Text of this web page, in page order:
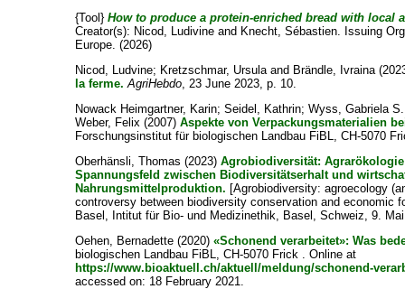
{Tool}How to produce a protein-enriched bread with local
Creator(s): Nicod, Ludivine and Knecht, Sébastien. Issuing
Europe. (2026)
Nicod, Ludvine; Kretzschmar, Ursulaand Brändle, Ivraina
la ferme. AgriHebdo, 23 June 2023, p. 10.
Nowack Heimgartner, Karin;Seidel, Kathrin;Wyss, Gabriela S.
Weber, Felix (2007)Aspekte von Verpackungsmaterialien
Forschungsinstitut für biologischen Landbau FiBL, CH-5070
Oberhänsli, Thomas (2023)Agrobiodiversität:
Spannungsfeld zwischen Biodiversitätserhalt und
Nahrungsmittelproduktion. [Agrobiodiversity: agroecology
controversy between biodiversity conservation and economic
Basel, Intitut für Bio- und Medizinethik, Basel, Schweiz, 9.
Oehen, Bernadette (2020)«Schonend verarbeitet»: Was
biologischen Landbau FiBL, CH-5070 Frick . Online at
https://www.bioaktuell.ch/aktuell/meldung/schonend-
accessed on: 18 February 2021.